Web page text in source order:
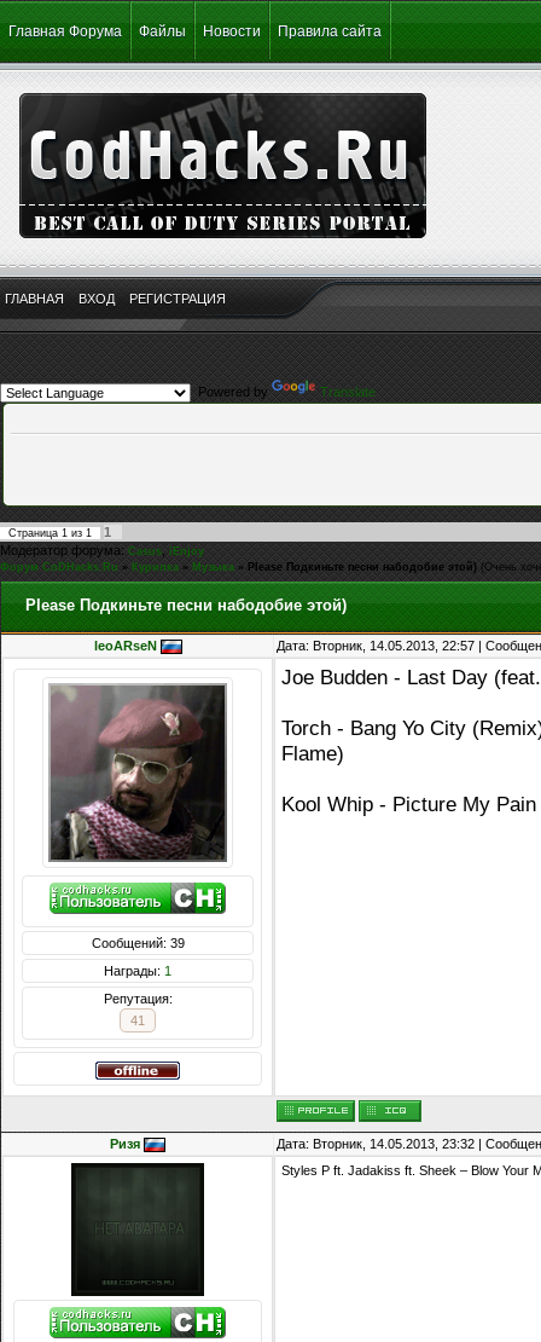
Главная Форума Файлы Новости Правила сайта
ГЛАВНАЯ ВХОД РЕГИСТРАЦИЯ
Powered by Translate
Страница 1 из 1
1
Модератор форума:Casus,iEnjoy
Форум CoDHacks.Ru » Курилка » Музыка » Please Подкиньте песни набодобие этой) (Очень
Please Подкиньте песни набодобие этой)
leoARseN Дата: Вторник, 14.05.2013, 22:57 |
Сообщений: 39
Награды: 1
Репутация:
41
Joe Budden - Last Day
Torch - Bang Yo City
Flame)
Kool Whip - Picture My Pain
Ризя Дата: Вторник, 14.05.2013, 23:32 |
Styles P ft. Jadakiss ft. Sheek – Blow Your